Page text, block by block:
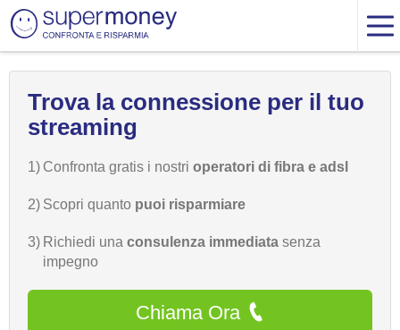
Trova la connessione per il tuo
streaming
1) Confronta gratis i nostri operatori di fibra e adsl
2) Scopri quanto puoi risparmiare
3) Richiedi una consulenza immediata senza
impegno
Chiama Ora